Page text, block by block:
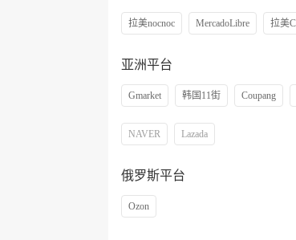
拉美nocnoc MercadoLibre 拉美
亚洲平台
Gmarket 韩国11街 Coupang
NAVER Lazada
俄罗斯平台
Ozon